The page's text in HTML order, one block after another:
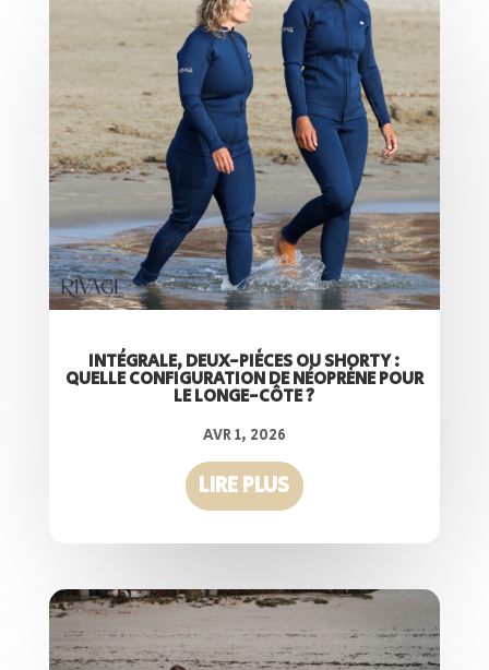
INTÉGRALE, DEUX-PIÈCES OU SHORTY :
QUELLE CONFIGURATION DE NÉOPRÈNE POUR
LE LONGE-CÔTE ?
AVR 1, 2026
LIRE PLUS